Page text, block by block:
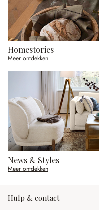
Homestories
Meer ontdekken
News & Styles
Meer ontdekken
Hulp & contact